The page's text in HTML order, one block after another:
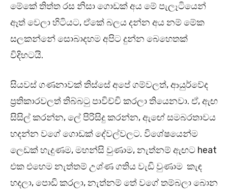
මේකේ තිත්ත රස නිසා ගොඩක් අය මේ පැලෑටියෙන්
ඈත් වෙලා හිටියට, ඒකේ බලය දන්න අය නම් මේක
සලකන්නේ සොබාදහම අපිට දුන්න බෙහෙතක්
විදිහටයි.
සියවස් ගණනාවක් තිස්සේ අපේ ගම්වලත්, ආයුර්වේද
ප්‍රතිකාරවලත් තිබ්බටු පාවිච්චි කරලා තියෙනවා. ඒ, ඇඟ
සිසිල් කරන්න, ලේ පිරිසිදු කරන්න, ඇඟේ සමබරතාවය
හදන්න වගේ ගොඩක් දේවල්වලට. විශේෂයෙන්ම
ලෙඩක් හැදුණම, මහන්සි වුණාම, නැත්නම් ඇඟට heat
එක එහෙම නැත්තම් උශ්ණ ගතිය වැඩි වුණාම කැඳ
හදලා, පොඩි කරලා, නැත්නම් තේ වගේ තම්බලා බොන